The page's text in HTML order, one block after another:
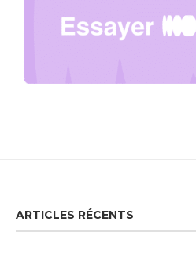
ARTICLES RÉCENTS